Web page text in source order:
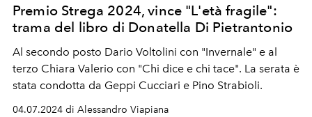
Premio Strega 2024, vince "L'età fragile":
trama del libro di Donatella Di Pietrantonio
Al secondo posto Dario Voltolini con "Invernale" e al
terzo Chiara Valerio con "Chi dice e chi tace". La serata è
stata condotta da Geppi Cucciari e Pino Strabioli.
04.07.2024 di Alessandro Viapiana